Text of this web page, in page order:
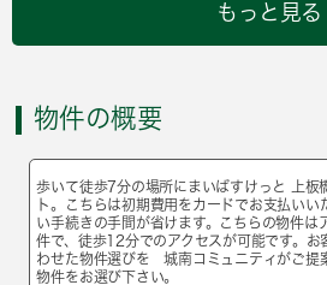
もっと見る
物件の概要
歩いて徒歩7分の場所にまいばすけっと 上板
ト。こちらは初期費用をカードでお支払いい
い手続きの手間が省けます。こちらの物件は
件で、徒歩12分でのアクセスが可能です。お
わせた物件選びを 城南コミュニティがご提
物件をお選び下さい。